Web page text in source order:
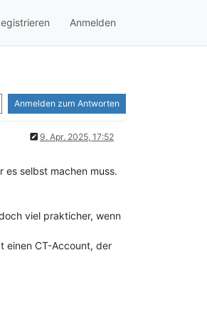
Anmelden
Anmelden zum Antworten
9. Apr. 2025, 17:52
es selbst machen muss.
viel prakticher, wenn
einen CT-Account, der